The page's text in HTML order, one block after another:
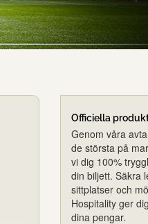
Officiella
Genom våra
de största på
vi dig 100%
din biljett. Säkra
sittplatser och
Hospitality ger
dina pengar.